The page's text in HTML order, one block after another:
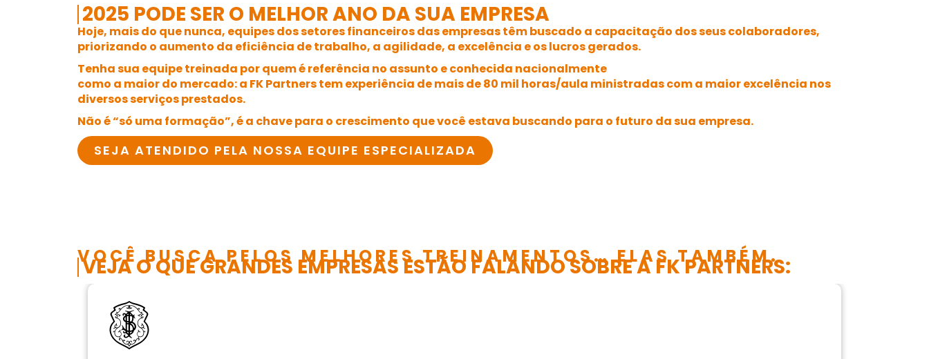
2025 PODE SER O MELHOR ANO DA SUA EMPRESA
Hoje, mais do que nunca, equipes dos setores financeiros das empresas têm buscado a capacitação dos seus colaboradores,
priorizando o aumento da eficiência de trabalho, a agilidade, a excelência e os lucros gerados.
Tenha sua equipe treinada por quem é referência no assunto e conhecida nacionalmente
como a maior do mercado: a FK Partners tem experiência de mais de 80 mil horas/aula ministradas com a maior excelência nos
diversos serviços prestados.
Não é “só uma formação”, é a chave para o crescimento que você estava buscando para o futuro da sua empresa.
SEJA ATENDIDO PELA NOSSA EQUIPE ESPECIALIZADA
VOCÊ BUSCA PELOS MELHORES TREINAMENTOS… ELAS TAMBÉM.
VEJA O QUE GRANDES EMPRESAS ESTÃO FALANDO SOBRE A FK PARTNERS: